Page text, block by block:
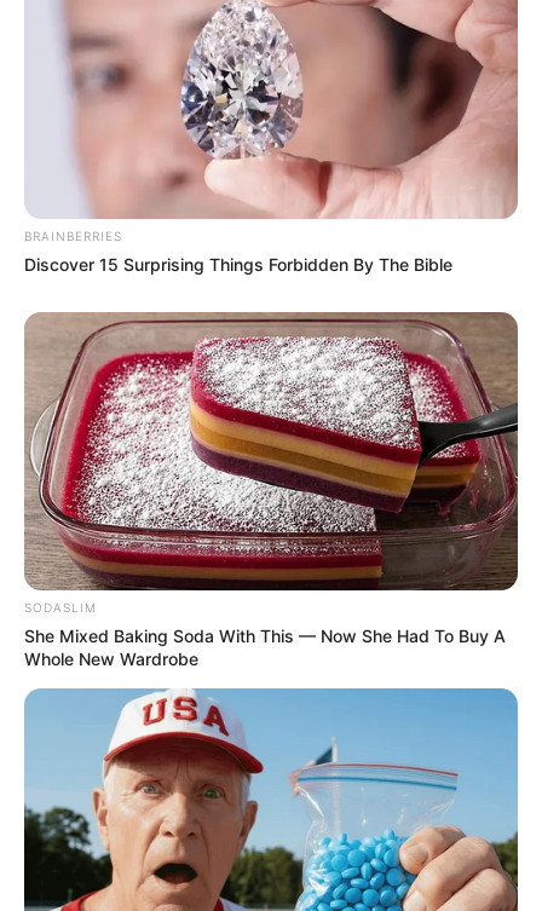
18.08.2026 19:30 Uhr: Mit 3 Orgeln und 2
Saxophonen um die Welt - Konzert in der Kirche
Göhren im
Veranstaltungsplan für Göhren
19.08.2026 19:30 Uhr: Mit 3 Orgeln und 2
Saxophonen um die Welt - Konzert in der St.-
Katharinen-Kirche im Veranstaltungsplan für Middel
21.08.2026 19:00 Uhr: 27. Rock im Park Leuben im
Veranstaltungsplan für Nossen
staltungsplan für Taunusstein
25.08.2026 20:00 Uhr: Mit 3 Orgeln und 2
Saxophonen um die Welt - Konzert in der
Fischländer Kirche imVeranstaltungsplan für Wustr
ow
29.08.2026 19:30 Uhr: POWER STATE live im
Kulturpalast Wiesbaden imVeranstaltungsplan für
Wiesbaden
30.08.2026 19:30 Uhr: Glenn Miller Orchestra
directed by Uli Plettendorff im Veranstaltungsplan für
Bad Zwischenahn
04.09.2026 18:00 Uhr: ROCK-INN LIVE: LEGIONS
OF STEEL imVeranstaltungsplan für Georgsmarien
hütte
04.09.2026 20:00 Uhr: Jazz - Eat and Talk im ART
SALON N18 im
Veranstaltungsplan für Köln
05.09.2026 20:00 Uhr: The Hamburg Blues Band &
Friends imVeranstaltungsplan für Schwerin
BRAINBERRIES
Discover 15 Surprising Things Forbidden By The Bible
SODASLIM
She Mixed Baking Soda With This — Now She Had To Buy A
Whole New Wardrobe